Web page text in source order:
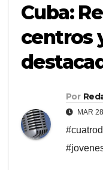
Cuba:
centros
Por
MAR